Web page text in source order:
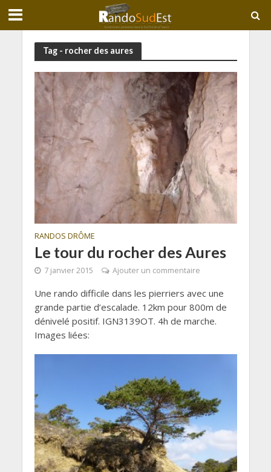
Tag - rocher des aures
RANDOS DRÔME
Le tour du rocher des Aures
7 janvier 2015 Ajouter un commentaire
Une rando difficile dans les pierriers avec une
grande partie d’escalade. 12km pour 800m de
dénivelé positif. IGN3139OT. 4h de marche.
Images liées: